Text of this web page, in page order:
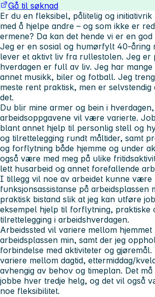
Gå til søknad
Er du en fleksibel, pålitelig og
med å hjelpe andre – og som ikke er
ermene? Da kan det hende vi er en god
Jeg er en sosial og humørfylt 40-åring
lever et aktivt liv fra rullestolen. Jeg er
hverdagen er full av liv. Jeg har
annet musikk, biler og fotball. Jeg
meste rent praktisk, men er
det.
Du blir mine armer og bein i
arbeidsoppgavene vil være varierte.
blant annet hjelp til personlig stell og
og tilrettelegging rundt måltider, samt
og forflytning både hjemme og under
også være med meg på ulike
lett husarbeid og annet forefallende
I tillegg vil noe av arbeidet kunne være
funksjonsassistanse på arbeidsplassen
praktisk bistand slik at jeg kan utføre
eksempel hjelp til forflytning, praktiske
tilrettelegging i arbeidshverdagen.
Arbeidssted vil variere mellom hjemmet
arbeidsplassen min, samt der jeg
forbindelse med aktiviteter og
variere mellom dagtid, ettermiddag/
avhengig av behov og timeplan. Det må
jobbe hver tredje helg, og det vil også
noe fleksibilitet.